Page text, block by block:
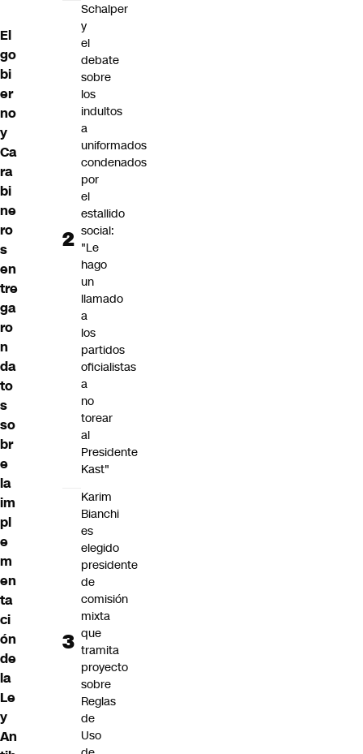
El
go
bi
er
no
y
Ca
ra
bi
ne
ro
s
en
tre
ga
ro
n
da
to
s
so
br
e
la
im
pl
e
m
en
ta
ci
ón
de
la
Le
y
An
Schalper
y
el
debate
sobre
los
indultos
a
uniformados
condenados
por
el
estallido
social:
"Le
hago
un
llamado
a
los
partidos
oficialistas
a
no
torear
al
Presidente
Kast"
Karim
Bianchi
es
elegido
presidente
de
comisión
mixta
que
tramita
proyecto
sobre
Reglas
de
Uso